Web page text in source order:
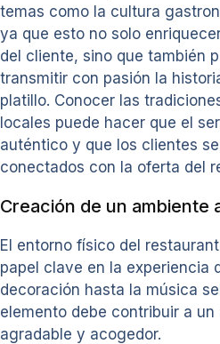
temas como la cultura
ya que esto no solo
del cliente, sino que también
transmitir con pasión la
platillo. Conocer las
locales puede hacer que el
auténtico y que los clientes
conectados con la oferta del
Creación de un ambiente
El entorno físico del
papel clave en la experiencia
decoración hasta la música
elemento debe contribuir a un
agradable y acogedor.